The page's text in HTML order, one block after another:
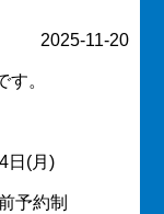
2025-11-20
。
日(月)
予約制